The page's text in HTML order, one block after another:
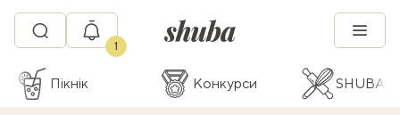
1
Пікнік Конкурси SHUBA